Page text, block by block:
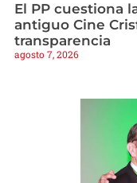
El PP cuestiona
antiguo Cine
transparencia
agosto 7, 2026